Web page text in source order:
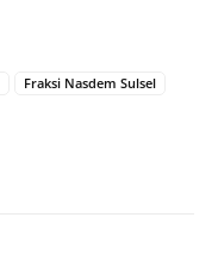
Fraksi Nasdem Sulsel